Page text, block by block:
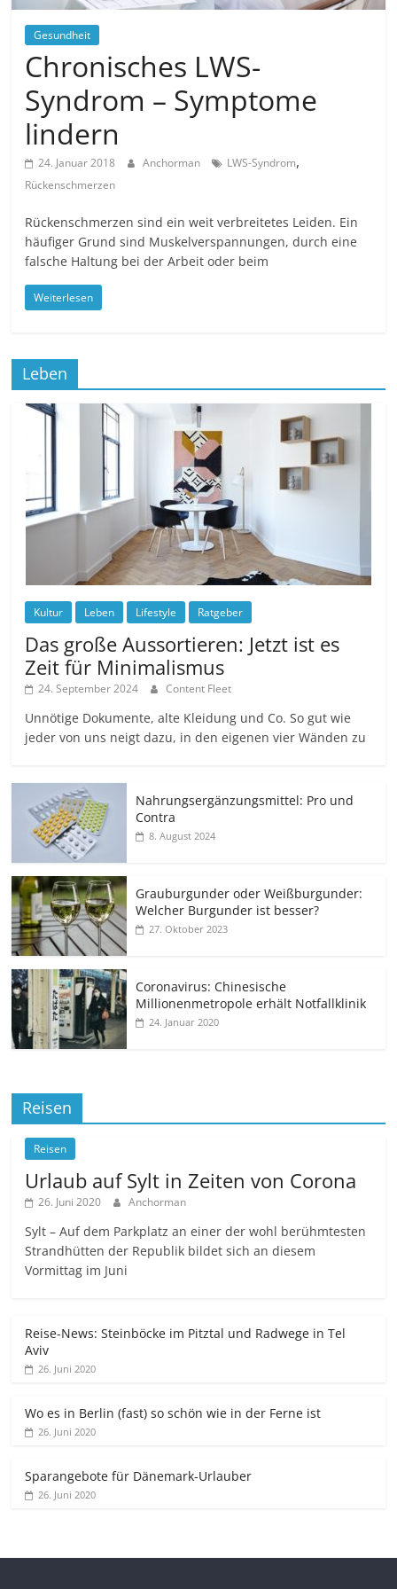
Gesundheit
Chronisches LWS-
Syndrom – Symptome
lindern
24. Januar 2018 Anchorman LWS-Syndrom,
Rückenschmerzen
Rückenschmerzen sind ein weit verbreitetes Leiden. Ein
häufiger Grund sind Muskelverspannungen, durch eine
falsche Haltung bei der Arbeit oder beim
Weiterlesen
Leben
Kultur Leben Lifestyle Ratgeber
Das große Aussortieren: Jetzt ist es
Zeit für Minimalismus
24. September 2024 Content Fleet
Unnötige Dokumente, alte Kleidung und Co. So gut wie
jeder von uns neigt dazu, in den eigenen vier Wänden zu
Nahrungsergänzungsmittel: Pro und
Contra
8. August 2024
Grauburgunder oder Weißburgunder:
Welcher Burgunder ist besser?
27. Oktober 2023
Coronavirus: Chinesische
Millionenmetropole erhält Notfallklinik
24. Januar 2020
Reisen
Reisen
Urlaub auf Sylt in Zeiten von Corona
26. Juni 2020 Anchorman
Sylt – Auf dem Parkplatz an einer der wohl berühmtesten
Strandhütten der Republik bildet sich an diesem
Vormittag im Juni
Reise-News: Steinböcke im Pitztal und Radwege in Tel
Aviv
26. Juni 2020
Wo es in Berlin (fast) so schön wie in der Ferne ist
26. Juni 2020
Sparangebote für Dänemark-Urlauber
26. Juni 2020